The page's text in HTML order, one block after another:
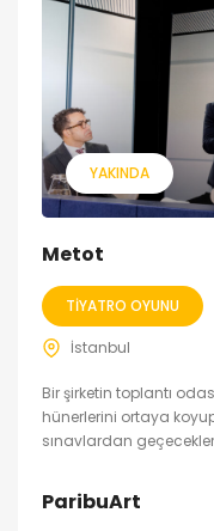
YAKINDA
Metot
TIYATRO OYUNU
İstanbul
Bir şirketin toplantı
hünerlerini ortaya
sınavlardan
ParibuArt